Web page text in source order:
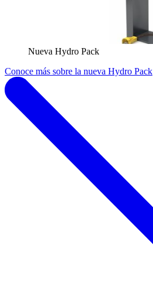
Nueva Hydro Pack
Conoce más sobre la nueva Hydro Pack